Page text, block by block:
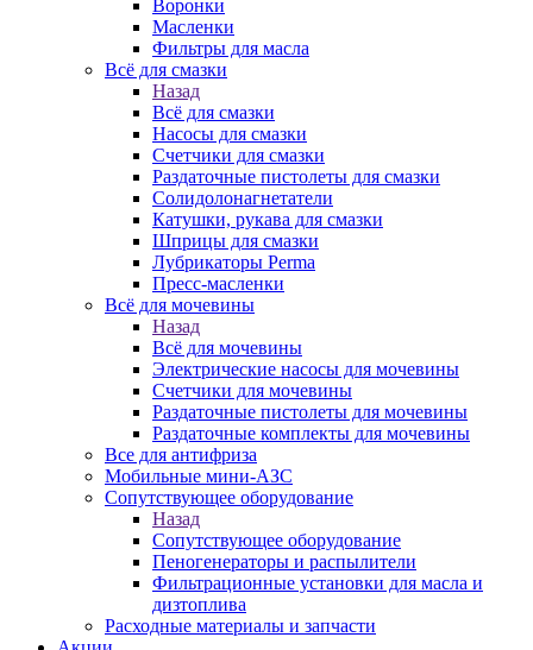
Воронки
Масленки
Фильтры для масла
Всё для смазки
Назад
Всё для смазки
Насосы для смазки
Счетчики для смазки
Раздаточные пистолеты для смазки
Солидолонагнетатели
Катушки, рукава для смазки
Шприцы для смазки
Лубрикаторы Perma
Пресс-масленки
Всё для мочевины
Назад
Всё для мочевины
Электрические насосы для мочевины
Счетчики для мочевины
Раздаточные пистолеты для мочевины
Раздаточные комплекты для мочевины
Все для антифриза
Мобильные мини-АЗС
Сопутствующее оборудование
Назад
Сопутствующее оборудование
Пеногенераторы и распылители
Фильтрационные установки для масла и
дизтоплива
Расходные материалы и запчасти